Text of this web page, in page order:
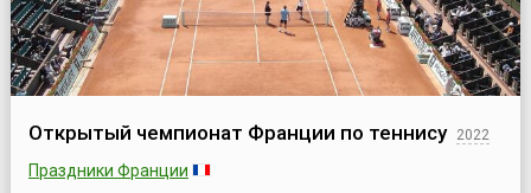
Открытый чемпионат Франции по теннису 2022
Праздники Франции